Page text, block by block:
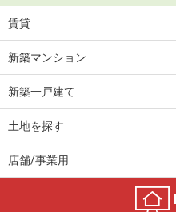
福島県南相馬市原町区日の
価 格
4.40
福島
専有面積
福島県福島市御山字三本松
賃貸
新築マンション
新築一戸建て
土地を探す
店舗/事業用